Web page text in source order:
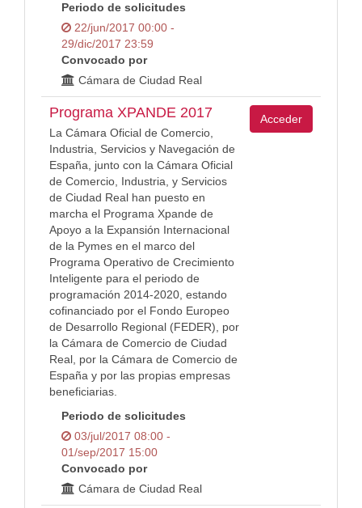
Periodo de solicitudes
22/jun/2017 00:00 -
29/dic/2017 23:59
Convocado por
Cámara de Ciudad Real
Programa XPANDE 2017
La Cámara Oficial de Comercio,
Industria, Servicios y Navegación de
España, junto con la Cámara Oficial
de Comercio, Industria, y Servicios
de Ciudad Real han puesto en
marcha el Programa Xpande de
Apoyo a la Expansión Internacional
de la Pymes en el marco del
Programa Operativo de Crecimiento
Inteligente para el periodo de
programación 2014-2020, estando
cofinanciado por el Fondo Europeo
de Desarrollo Regional (FEDER), por
la Cámara de Comercio de Ciudad
Real, por la Cámara de Comercio de
España y por las propias empresas
beneficiarias.
Periodo de solicitudes
03/jul/2017 08:00 -
01/sep/2017 15:00
Convocado por
Cámara de Ciudad Real
Acceder